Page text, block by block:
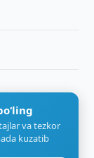
va tezkor
kuzatib